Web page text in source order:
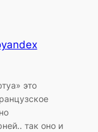
это
так оно и